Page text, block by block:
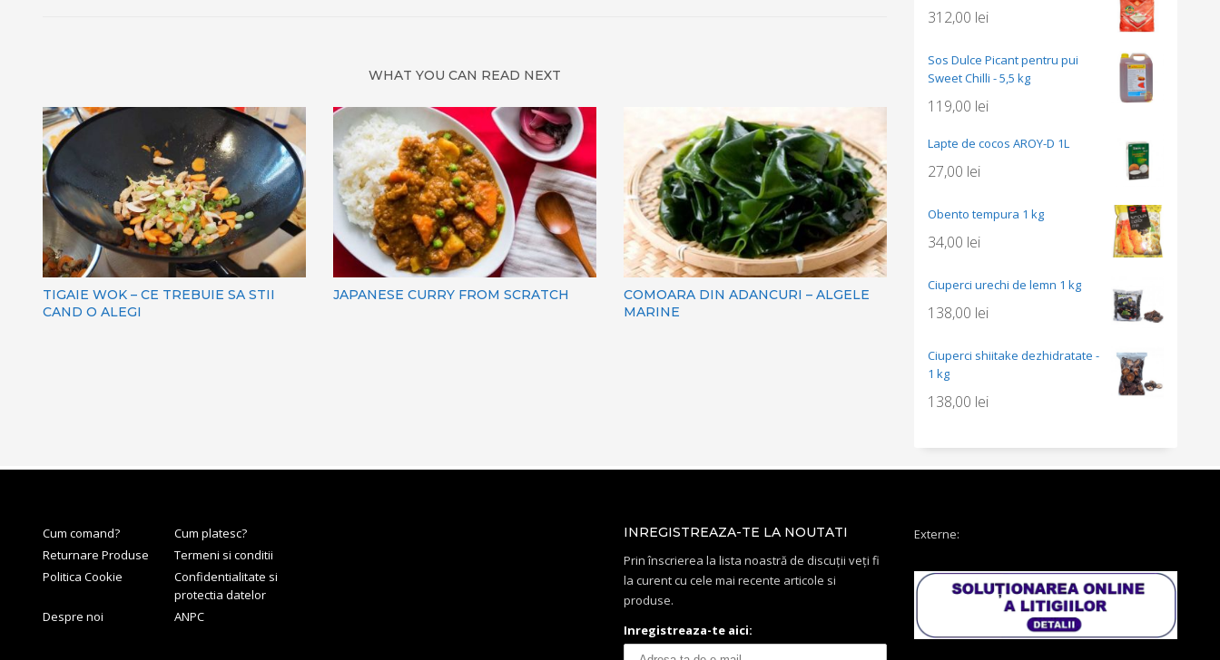
WHAT YOU CAN READ NEXT
TIGAIE WOK – CE TREBUIE SA STII
CAND O ALEGI
JAPANESE CURRY FROM SCRATCH
COMOARA DIN ADANCURI – ALGELE
MARINE
312,00 lei
Sos Dulce Picant pentru pui
Sweet Chilli - 5,5 kg
119,00 lei
Lapte de cocos AROY-D 1L
27,00 lei
Obento tempura 1 kg
34,00 lei
Ciuperci urechi de lemn 1 kg
138,00 lei
Ciuperci shiitake dezhidratate -
1 kg
138,00 lei
Cum comand?
Cum platesc?
Returnare Produse
Termeni si conditii
Politica Cookie
Confidentialitate si
protectia datelor
Despre noi
ANPC
INREGISTREAZA-TE LA NOUTATI
Prin înscrierea la lista noastră de discuții veți fi
la curent cu cele mai recente articole si
produse.
Inregistreaza-te aici:
Externe: